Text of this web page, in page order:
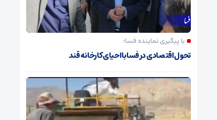
با پیگیری نماینده فسا؛
تحول اقتصادی در فسا با احیای کارخانه قند